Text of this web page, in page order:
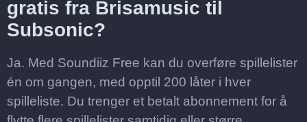
gratis fra Brisamusic til
Subsonic?
Ja. Med Soundiiz Free kan du overføre spillelister
én om gangen, med opptil 200 låter i hver
spilleliste. Du trenger et betalt abonnement for å